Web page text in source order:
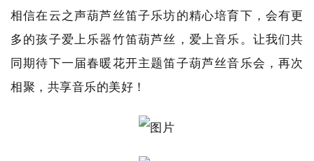
相信在云之声葫芦丝笛子乐坊的精心培育下，会有更
多的孩子爱上乐器竹笛葫芦丝，爱上音乐。让我们共
同期待下一届春暖花开主题笛子葫芦丝音乐会，再次
相聚，共享音乐的美好！